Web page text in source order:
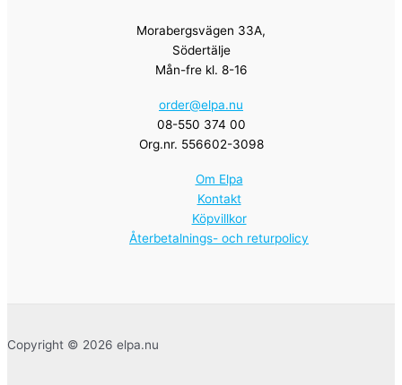
Morabergsvägen 33A,
Södertälje
Mån-fre kl. 8-16
order@elpa.nu
08-550 374 00
Org.nr. 556602-3098
Om Elpa
Kontakt
Köpvillkor
Återbetalnings- och returpolicy
Copyright © 2026 elpa.nu